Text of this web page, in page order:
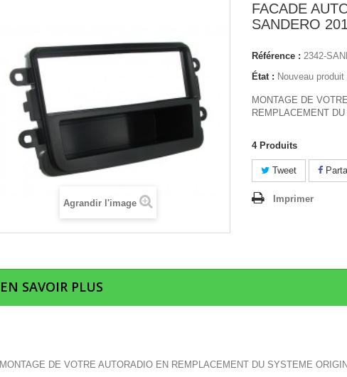
Agrandir l'image
FACADE
SANDERO
Référence : 2342-
État : Nouveau produit
MONTAGE DE
REMPLACEMENT
4 Produits
Tweet
Imprimer
EN SAVOIR PLUS
MONTAGE DE VOTRE AUTORADIO EN REMPLACEMENT DU SYSTEME